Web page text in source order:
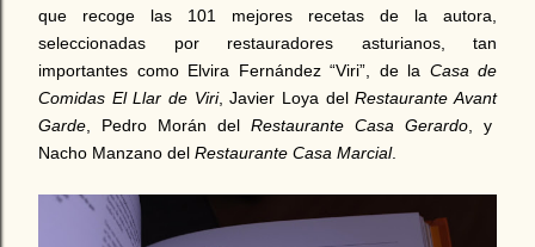
que recoge las 101 mejores recetas de la autora,
seleccionadas por restauradores asturianos, tan
importantes como Elvira Fernández “Viri”, de la Casa de
Comidas El Llar de Viri, Javier Loya delRestaurante Avant
Garde, Pedro Morán del Restaurante Casa Gerardo, y
Nacho Manzano del Restaurante Casa Marcial.